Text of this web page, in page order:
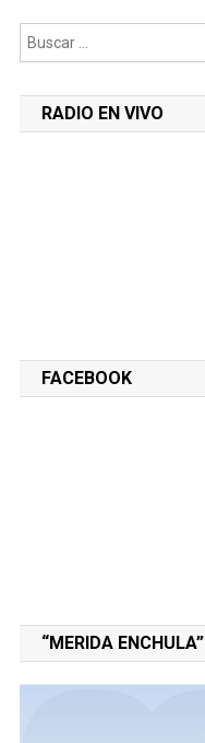
RADIO EN VIVO
FACEBOOK
“MERIDA ENCHULA”